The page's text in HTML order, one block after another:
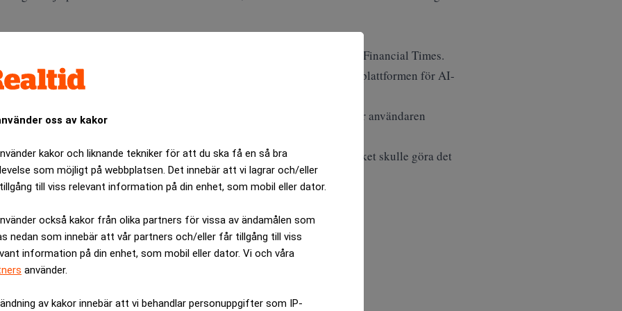
oss av kakor
kakor och liknande tekniker för att du ska få en så bra
som möjligt på webbplatsen. Det innebär att vi lagrar och/eller
till viss relevant information på din enhet, som mobil eller dator.
också kakor från olika partners för vissa av ändamålen som
nedan som innebär att vår partners och/eller får tillgång till viss
information på din enhet, som mobil eller dator. Vi och våra
använder.
av kakor innebär att vi behandlar personuppgifter som IP-
Financial Times.
att smarta glasögon på sikt kan ersätta mobiltelefonen som den främsta plattformen för AI-
och digitala assistenter.
integritetsfrågor. Dagens Meta-glasögon har en lysdiod som visar när användaren
att inte aktivera indikatorn när de nya AI-funktionerna används, vilket skulle göra det
att veta när de registreras.